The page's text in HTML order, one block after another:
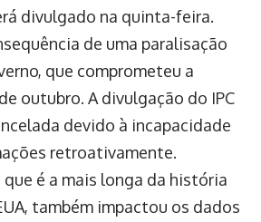
divulgado na quinta-feira.
de uma paralisação
que comprometeu a
outubro. A divulgação do IPC
devido à incapacidade
retroativamente.
que é a mais longa da história
também impactou os dados